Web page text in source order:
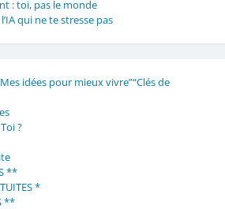
: toi, pas le monde
qui ne te stresse pas
idées pour mieux vivre”“Clés de
?
**
*
**